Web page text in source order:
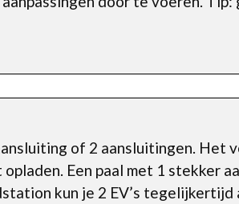
of 2 aansluitingen. Het
Een paal met 1 stekker
kun je 2 EV’s